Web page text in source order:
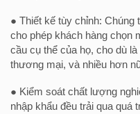
● Thiết kế tùy chỉnh: Chúng
cho phép khách hàng chọn
cầu cụ thể của họ, cho dù
thương mại, và nhiều hơn
● Kiểm soát chất lượng
nhập khẩu đều trải qua quá